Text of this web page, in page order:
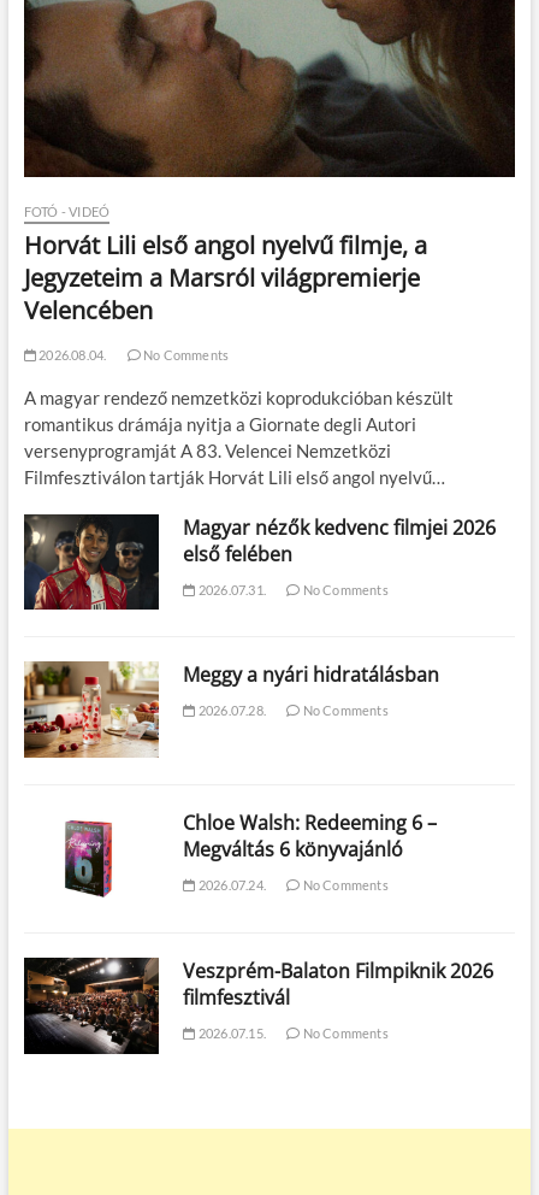
FOTÓ - VIDEÓ
Horvát Lili első angol nyelvű filmje, a
Jegyzeteim a Marsról világpremierje
Velencében
2026.08.04. No Comments
A magyar rendező nemzetközi koprodukcióban készült
romantikus drámája nyitja a Giornate degli Autori
versenyprogramját A 83. Velencei Nemzetközi
Filmfesztiválon tartják Horvát Lili első angol nyelvű…
Magyar nézők kedvenc filmjei 2026
első felében
2026.07.31. No Comments
Meggy a nyári hidratálásban
2026.07.28. No Comments
Chloe Walsh: Redeeming 6 –
Megváltás 6 könyvajánló
2026.07.24. No Comments
Veszprém-Balaton Filmpiknik 2026
filmfesztivál
2026.07.15. No Comments